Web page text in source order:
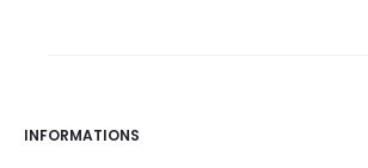
INFORMATIONS